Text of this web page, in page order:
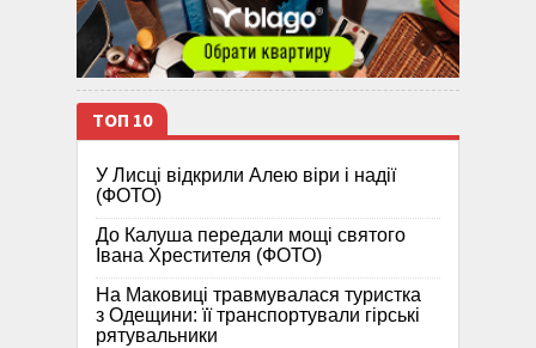
ТОП 10
У Лисці відкрили Алею віри і надії
(ФОТО)
До Калуша передали мощі святого
Івана Хрестителя (ФОТО)
На Маковиці травмувалася туристка
з Одещини: її транспортували гірські
рятувальники